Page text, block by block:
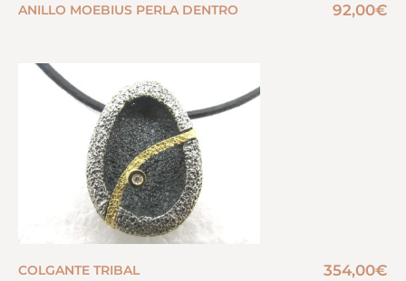
ANILLO MOEBIUS PERLA DENTRO 92,00€
COLGANTE TRIBAL 354,00€